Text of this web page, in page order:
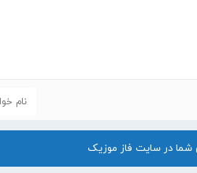
در سایت فاز موزیک